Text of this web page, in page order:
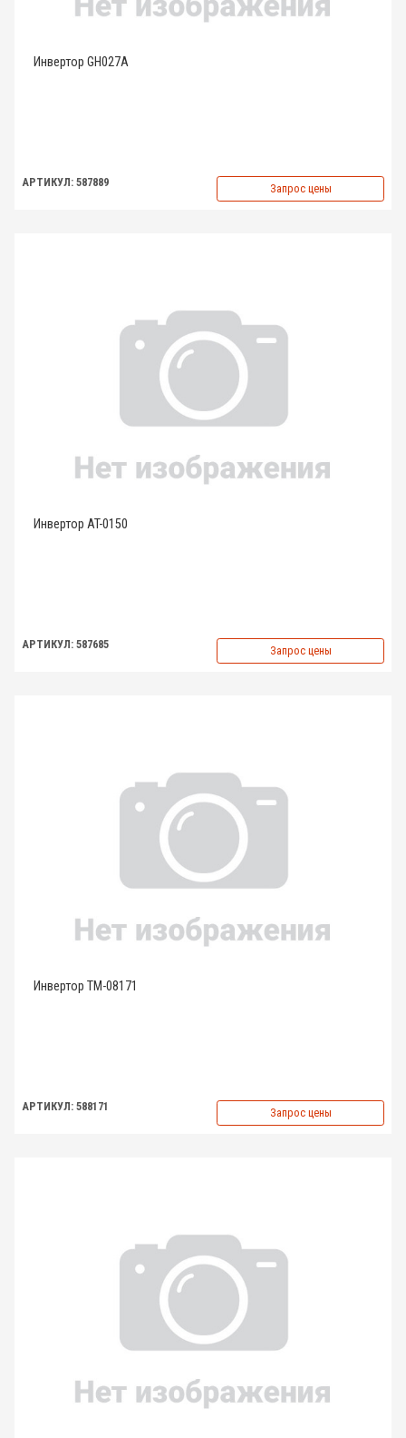
Инвертор GH027A
АРТИКУЛ: 587889 Запрос цены
Инвертор AT-0150
АРТИКУЛ: 587685 Запрос цены
Инвертор TM-08171
АРТИКУЛ: 588171 Запрос цены